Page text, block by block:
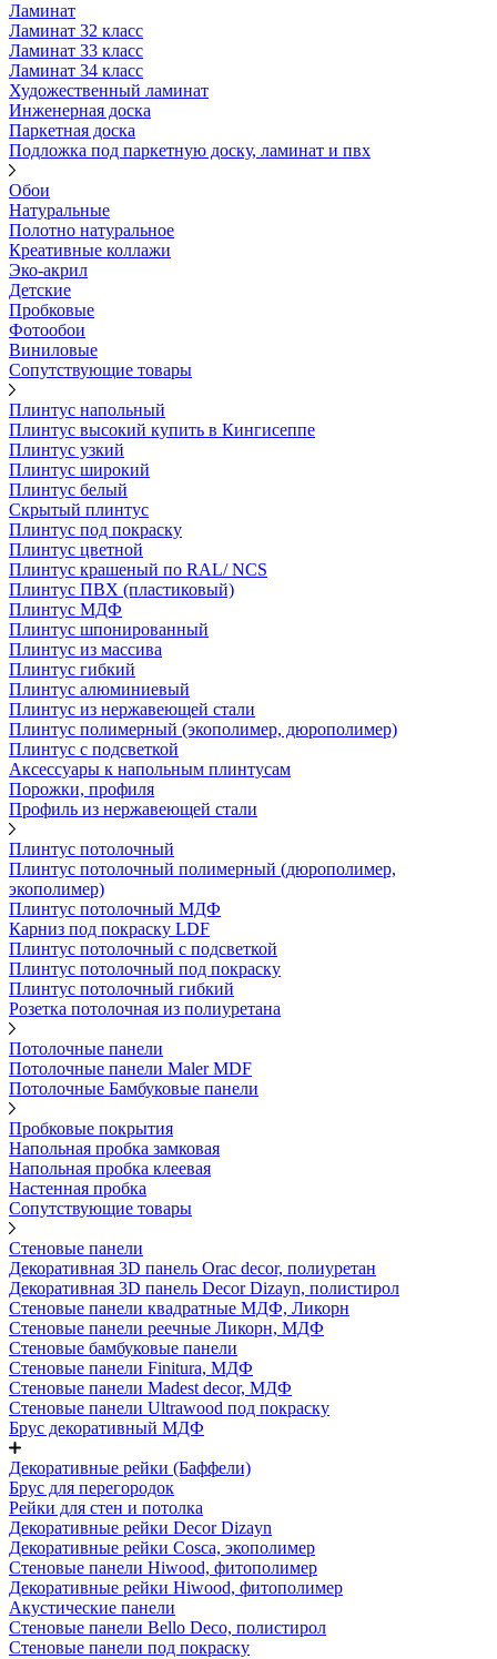
Ламинат
Ламинат 32 класс
Ламинат 33 класс
Ламинат 34 класс
Художественный ламинат
Инженерная доска
Паркетная доска
Подложка под паркетную доску, ламинат и пвх
Обои
Натуральные
Полотно натуральное
Креативные коллажи
Эко-акрил
Детские
Пробковые
Фотообои
Виниловые
Сопутствующие товары
Плинтус напольный
Плинтус высокий купить в Кингисеппе
Плинтус узкий
Плинтус широкий
Плинтус белый
Скрытый плинтус
Плинтус под покраску
Плинтус цветной
Плинтус крашеный по RAL/ NCS
Плинтус ПВХ (пластиковый)
Плинтус МДФ
Плинтус шпонированный
Плинтус из массива
Плинтус гибкий
Плинтус алюминиевый
Плинтус из нержавеющей стали
Плинтус полимерный (экополимер, дюрополимер)
Плинтус с подсветкой
Аксессуары к напольным плинтусам
Порожки, профиля
Профиль из нержавеющей стали
Плинтус потолочный
Плинтус потолочный полимерный (дюрополимер,
экополимер)
Плинтус потолочный МДФ
Карниз под покраску LDF
Плинтус потолочный с подсветкой
Плинтус потолочный под покраску
Плинтус потолочный гибкий
Розетка потолочная из полиуретана
Потолочные панели
Потолочные панели Maler MDF
Потолочные Бамбуковые панели
Пробковые покрытия
Напольная пробка замковая
Напольная пробка клеевая
Настенная пробка
Сопутствующие товары
Стеновые панели
Декоративная 3D панель Orac decor, полиуретан
Декоративная 3D панель Decor Dizayn, полистирол
Стеновые панели квадратные МДФ, Ликорн
Стеновые панели реечные Ликорн, МДФ
Стеновые бамбуковые панели
Стеновые панели Finitura, МДФ
Стеновые панели Madest decor, МДФ
Стеновые панели Ultrawood под покраску
Брус декоративный МДФ
Декоративные рейки (Баффели)
Брус для перегородок
Рейки для стен и потолка
Декоративные рейки Decor Dizayn
Декоративные рейки Cosca, экополимер
Стеновые панели Hiwood, фитополимер
Декоративные рейки Hiwood, фитополимер
Акустические панели
Стеновые панели Bello Deco, полистирол
Стеновые панели под покраску